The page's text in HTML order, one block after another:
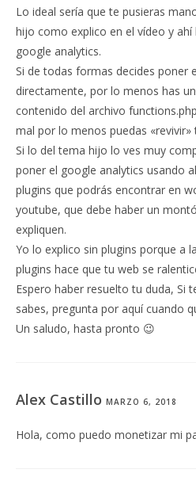
Lo ideal sería que te pusieras
hijo como explico en el vídeo y
google analytics.
Si de todas formas decides poner
directamente, por lo menos has
contenido del archivo
mal por lo menos puedas «revivir»
Si lo del tema hijo lo ves muy
poner el google analytics usando
plugins que podrás encontrar en
youtube, que debe haber un
expliquen.
Yo lo explico sin plugins porque a
plugins hace que tu web se
Espero haber resuelto tu duda, Si
sabes, pregunta por aquí cuando
Un saludo, hasta pronto 😉
Alex Castillo MARZO 6, 2018
Hola, como puedo monetizar mi